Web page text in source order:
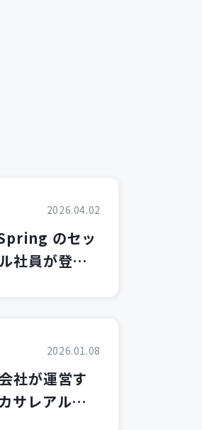
2026.04.02
のセッ
社員が登壇
2026.01.08
社が運営す
サレアルブ